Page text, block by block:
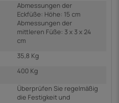
Abmessungen der
Eckfüße: Höhe: 15 cm
Abmessungen der
mittleren Füße: 3 x 3 x 24
cm
35,8 Kg
400 Kg
Überprüfen Sie regelmäßig
die Festigkeit und